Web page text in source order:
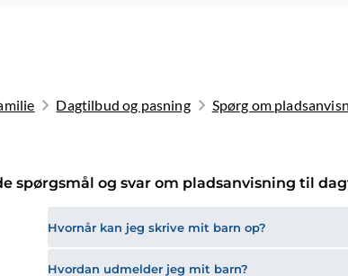
Dagtilbud og pasning Spørg om
spørgsmål og svar om pladsanvisning til
Hvornår kan jeg skrive mit barn op?
Hvordan udmelder jeg mit barn?